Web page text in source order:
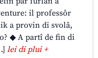
il professôr
a provin di svolâ,
◆ A partî de fin di
lei di plui +